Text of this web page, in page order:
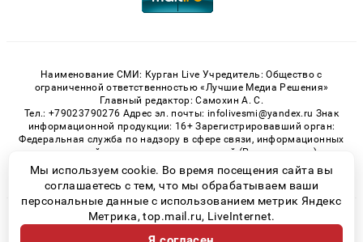
Наименование СМИ: Курган Live Учредитель: Общество с
ограниченной ответственностью «Лучшие Медиа Решения»
Главный редактор: Самохин А. С.
Тел.: +79023790276 Адрес эл. почты: infolivesmi@yandex.ru Знак
информационной продукции: 16+ Зарегистрировавший орган:
Федеральная служба по надзору в сфере связи, информационных
технологий и массовых коммуникаций (Роскомнадзор)
Регистрационный номер СМИ ЭЛ № ФС 77 - 82535 от 21.01.2022
© 2026 «Kurgan-Live» | Все права защищены
Возрастная категория сайта 16+
Мы используем cookie. Во время посещения сайта вы
соглашаетесь с тем, что мы обрабатываем ваши
персональные данные с использованием метрик Яндекс
Метрика, top.mail.ru, LiveInternet.